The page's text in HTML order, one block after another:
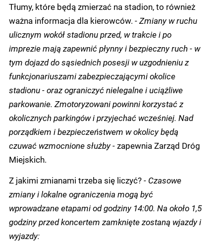
Tłumy, które będą zmierzać na stadion, to również
ważna informacja dla kierowców. - Zmiany w ruchu
ulicznym wokół stadionu przed, w trakcie i po
imprezie mają zapewnić płynny i bezpieczny ruch - w
tym dojazd do sąsiednich posesji w uzgodnieniu z
funkcjonariuszami zabezpieczającymi okolice
stadionu - oraz ograniczyć nielegalne i uciążliwe
parkowanie. Zmotoryzowani powinni korzystać z
okolicznych parkingów i przyjechać wcześniej. Nad
porządkiem i bezpieczeństwem w okolicy będą
czuwać wzmocnione służby -zapewnia Zarząd Dróg
Miejskich.
Z jakimi zmianami trzeba się liczyć?- Czasowe
zmiany i lokalne ograniczenia mogą być
wprowadzane etapami od godziny 14:00. Na około 1,5
godziny przed koncertem zamknięte zostaną wjazdy i
wyjazdy: